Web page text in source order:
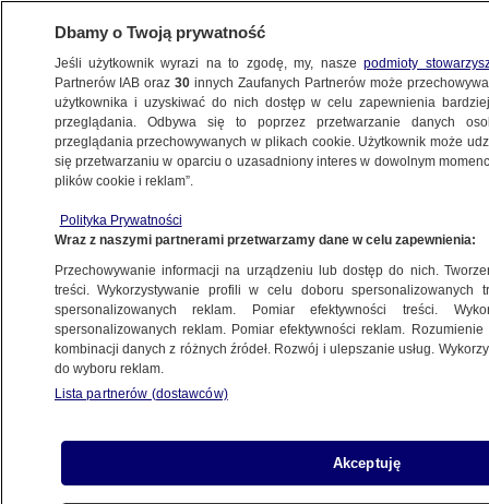
BIZNES
TECH
przed Kongresem
23.03.2023, 08:35
Udostępnij
Szef TikToka Shou Zi Chew otworzy paszczę lwa
Zjednoczonych, co jest przerażające - w ten
sposób portal stacji BBC zapowiedział
Dbamy o Twoją prywatność
Jeśli użytkownik wyrazi na to zgodę, my, naszepodmioty
Partnerów IAB oraz30 innych Zaufanych Partnerów może
użytkownika i uzyskiwać do nich dostęp w celu zapewnienia
przeglądania. Odbywa się to poprzez przetwarzanie danych
przeglądania przechowywanych w plikach cookie. Użytkownik może
się przetwarzaniu w oparciu o uzasadniony interes w dowolnym
plików cookie i reklam”.
Polityka Prywatności
Wraz z naszymi partnerami przetwarzamy dane w celu zapewnienia:
Przechowywanie informacji na urządzeniu lub dostęp do nich.
treści. Wykorzystywanie profili w celu doboru spersonalizowanych
spersonalizowanych reklam. Pomiar efektywności treści.
spersonalizowanych reklam. Pomiar efektywności reklam.
kombinacji danych z różnych źródeł. Rozwój i ulepszanie usług.
do wyboru reklam.
Lista partnerów (dostawców)
Akceptuję